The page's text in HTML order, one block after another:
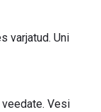
varjatud. Uni
Vesi